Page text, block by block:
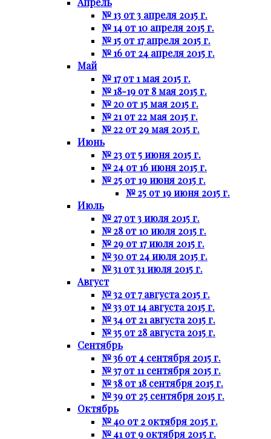
№ 13 от 3 апреля 2015 г.
№ 14 от 10 апреля 2015 г.
№ 15 от 17 апреля 2015 г.
№ 16 от 24 апреля 2015 г.
Май
№ 17 от 1 мая 2015 г.
№ 18-19 от 8 мая 2015 г.
№ 20 от 15 мая 2015 г.
№ 21 от 22 мая 2015 г.
№ 22 от 29 мая 2015 г.
Июнь
№ 23 от 5 июня 2015 г.
№ 24 от 16 июня 2015 г.
№ 25 от 19 июня 2015 г.
№ 25 от 19 июня 2015 г.
Июль
№ 27 от 3 июля 2015 г.
№ 28 от 10 июля 2015 г.
№ 29 от 17 июля 2015 г.
№ 30 от 24 июля 2015 г.
№ 31 от 31 июля 2015 г.
Август
№ 32 от 7 августа 2015 г.
№ 33 от 14 августа 2015 г.
№ 34 от 21 августа 2015 г.
№ 35 от 28 августа 2015 г.
Сентябрь
№ 36 от 4 сентября 2015 г.
№ 37 от 11 сентября 2015 г.
№ 38 от 18 сентября 2015 г.
№ 39 от 25 сентября 2015 г.
Октябрь
№ 40 от 2 октября 2015 г.
№ 41 от 9 октября 2015 г.